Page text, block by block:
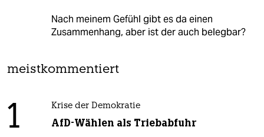
Nach meinem Gefühl gibt es da einen
Zusammenhang, aber ist der auch belegbar?
meistkommentiert
1 Krise der Demokratie
AfD-Wählen als Triebabfuhr